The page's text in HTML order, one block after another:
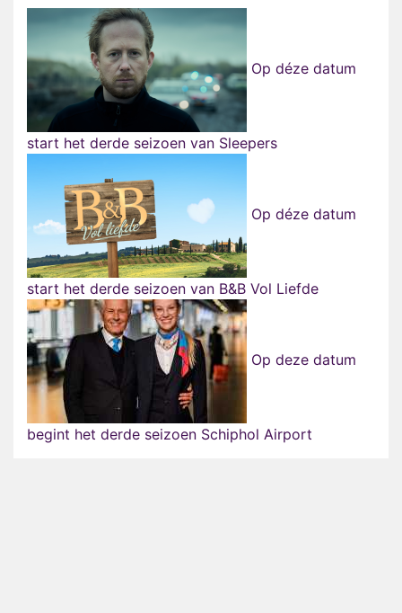
Op déze datum
start het derde seizoen van Sleepers
Op déze datum
start het derde seizoen van B&B Vol Liefde
Op deze datum
begint het derde seizoen Schiphol Airport